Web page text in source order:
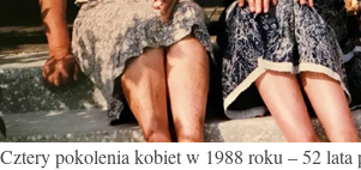
Cztery pokolenia kobiet w 1988 roku – 52